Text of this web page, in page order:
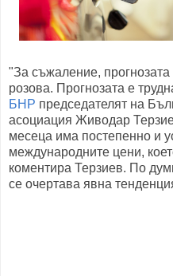
"За съжаление,
розова. Прогнозата е
БНР председателят на
асоциация Живодар
месеца има постепенно и
международните цени,
коментира Терзиев. По
се очертава явна